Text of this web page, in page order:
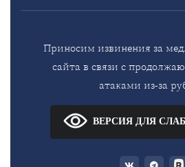
Приносим извинения за
сайта в связи с
атаками из-за
ВЕРСИЯ ДЛЯ